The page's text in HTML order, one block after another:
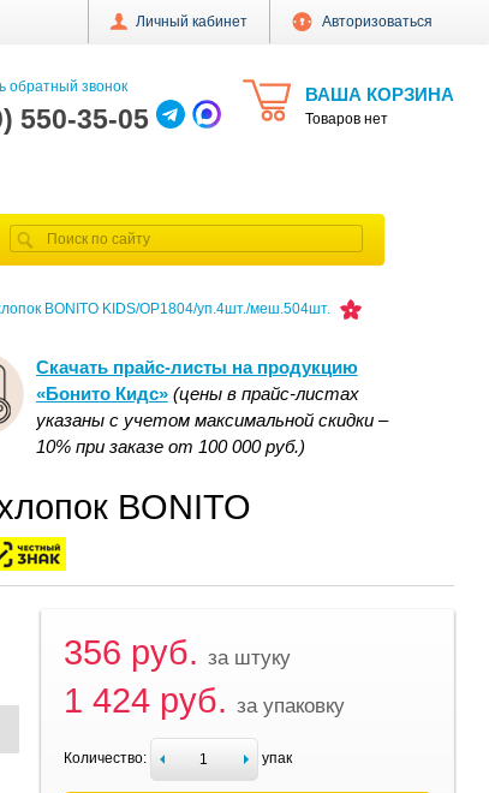
Личный кабинет Авторизоваться
ВАША КОРЗИНА
Товаров нет
обратный звонок
550-35-05
BONITO KIDS/OP1804/уп.4шт./меш.504шт.
Скачать прайс-листы на продукцию
«Бонито Кидс» (цены в прайс-листах
указаны с учетом максимальной скидки –
10% при заказе от 100 000 руб.)
BONITO
356 руб. за штуку
1 424 руб. за упаковку
Количество: упак